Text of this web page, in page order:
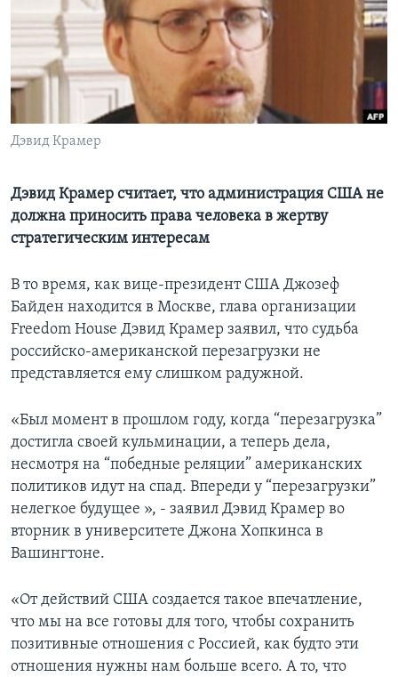
Learning English
СОЦИАЛЬНЫЕ СЕТИ
Дэвид Крамер
Дэвид Крамер считает, что администрация США не
должна приносить права человека в жертву
стратегическим интересам
В то время, как вице-президент США Джозеф
Байден находится в Москве, глава организации
Freedom House Дэвид Крамер заявил, что судьба
российско-американской перезагрузки не
представляется ему слишком радужной.
«Был момент в прошлом году, когда “перезагрузка”
достигла своей кульминации, а теперь дела,
несмотря на “победные реляции” американских
политиков идут на спад. Впереди у “перезагрузки”
нелегкое будущее », - заявил Дэвид Крамер во
вторник в университете Джона Хопкинса в
Вашингтоне.
«От действий США создается такое впечатление,
что мы на все готовы для того, чтобы сохранить
позитивные отношения с Россией, как будто эти
отношения нужны нам больше всего. А то, что